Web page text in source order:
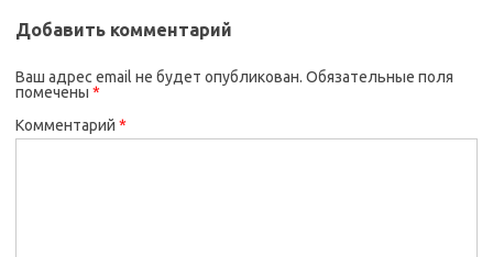
Добавить комментарий
Ваш адрес email не будет опубликован. Обязательные поля
помечены *
Комментарий *